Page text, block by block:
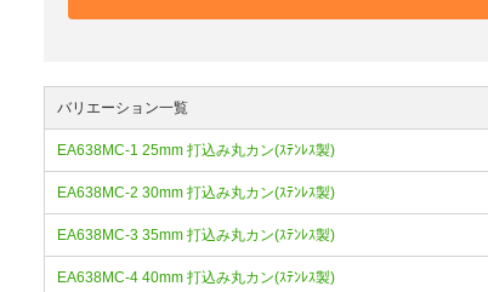
バリエーション一覧
EA638MC-1 25mm 打込み丸カン(ｽﾃﾝﾚｽ製)
EA638MC-2 30mm 打込み丸カン(ｽﾃﾝﾚｽ製)
EA638MC-3 35mm 打込み丸カン(ｽﾃﾝﾚｽ製)
EA638MC-4 40mm 打込み丸カン(ｽﾃﾝﾚｽ製)